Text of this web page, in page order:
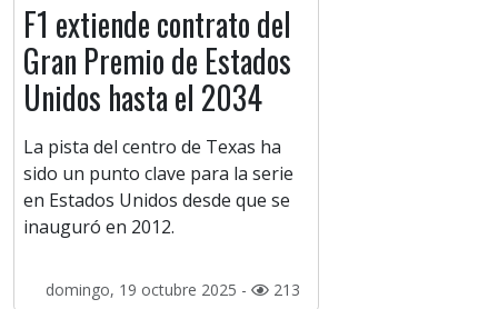
F1 extiende contrato del
Gran Premio de Estados
Unidos hasta el 2034
La pista del centro de Texas ha
sido un punto clave para la serie
en Estados Unidos desde que se
inauguró en 2012.
domingo, 19 octubre 2025 - 213